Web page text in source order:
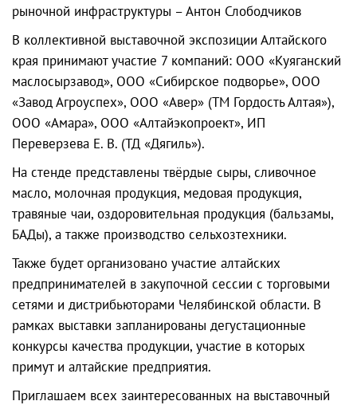
рыночной инфраструктуры – Антон Слободчиков
В коллективной выставочной экспозиции Алтайского
края принимают участие 7 компаний: ООО «Куяганский
маслосырзавод», ООО «Сибирское подворье», ООО
«Завод Агроуспех», ООО «Авер» (ТМ Гордость Алтая»),
ООО «Амара», ООО «Алтайэкопроект», ИП
Переверзева Е. В. (ТД «Дягиль»).
На стенде представлены твёрдые сыры, сливочное
масло, молочная продукция, медовая продукция,
травяные чаи, оздоровительная продукция (бальзамы,
БАДы), а также производство сельхозтехники.
Также будет организовано участие алтайских
предпринимателей в закупочной сессии с торговыми
сетями и дистрибьюторами Челябинской области. В
рамках выставки запланированы дегустационные
конкурсы качества продукции, участие в которых
примут и алтайские предприятия.
Приглашаем всех заинтересованных на выставочный